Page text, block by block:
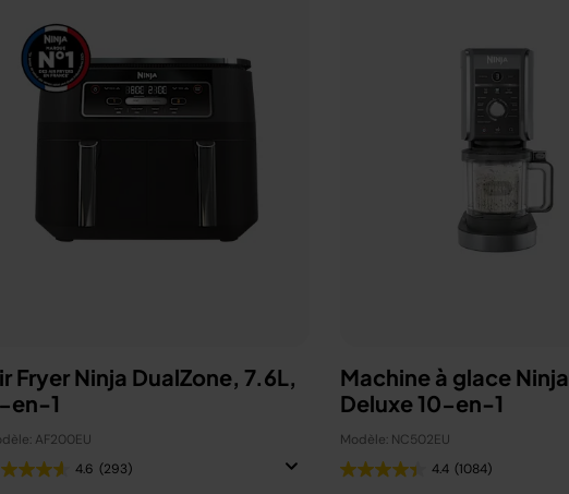
Fryer Ninja DualZone, 7.6L,
en-1
AF200EU
4.6 (293)
Machine à glace
Deluxe 10-en-1
Modèle: NC502EU
4.4 (1084)